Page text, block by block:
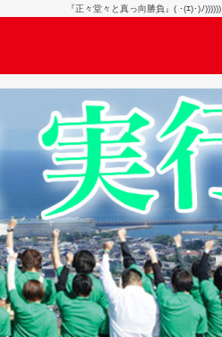
『正々堂々と真っ向勝負』( ･(ｴ)･)ﾉ))))))